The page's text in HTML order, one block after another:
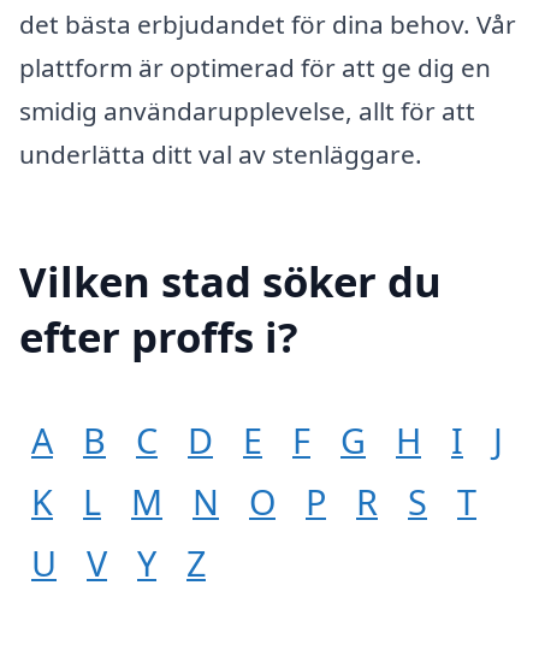
det bästa erbjudandet för dina behov. Vår
plattform är optimerad för att ge dig en
smidig användarupplevelse, allt för att
underlätta ditt val av stenläggare.
Vilken stad söker du
efter proffs i?
A B C D E F G H I
J
K
L M N O P R S
T
U
V Y Z